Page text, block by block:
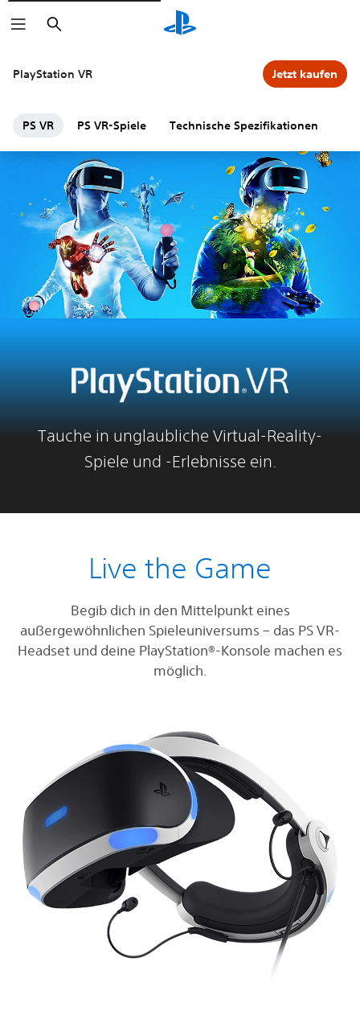
Suchen
PlayStation VR
PS VR PS VR-Spiele Technische Spezifikationen
Jetzt kaufen
Tauche in unglaubliche Virtual-Reality-
Spiele und -Erlebnisse ein.
Live the Game
Begib dich in den Mittelpunkt eines
außergewöhnlichen Spieleuniversums – das PS VR-
Headset und deine PlayStation®-Konsole machen es
möglich.